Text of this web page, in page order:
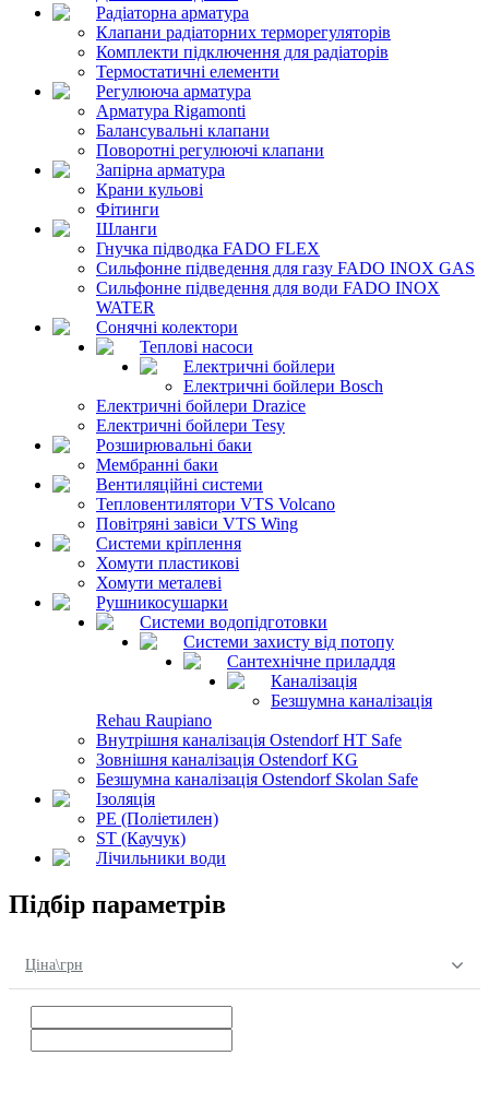
Радіаторна арматура
Клапани радіаторних терморегуляторів
Комплекти підключення для радіаторів
Термостатичні елементи
Регулююча арматура
Арматура Rigamonti
Балансувальні клапани
Поворотні регулюючі клапани
Запірна арматура
Крани кульові
Фітинги
Шланги
Гнучка підводка FADO FLEX
Сильфонне підведення для газу FADO INOX GAS
Сильфонне підведення для води FADO INOX
WATER
Сонячні колектори
Теплові насоси
Електричні бойлери
Електричні бойлери Bosch
Електричні бойлери Drazice
Електричні бойлери Tesy
Розширювальні баки
Мембранні баки
Вентиляційні системи
Тепловентилятори VTS Volcano
Повітряні завіси VTS Wing
Системи кріплення
Хомути пластикові
Хомути металеві
Рушникосушарки
Системи водопідготовки
Системи захисту від потопу
Сантехнічне приладдя
Каналізація
Безшумна каналізація
Rehau Raupiano
Внутрішня каналізація Ostendorf HT Safe
Зовнішня каналізація Ostendorf KG
Безшумна каналізація Ostendorf Skolan Safe
Ізоляція
PE (Поліетилен)
ST (Каучук)
Лічильники води
Підбір параметрів
Ціна\грн